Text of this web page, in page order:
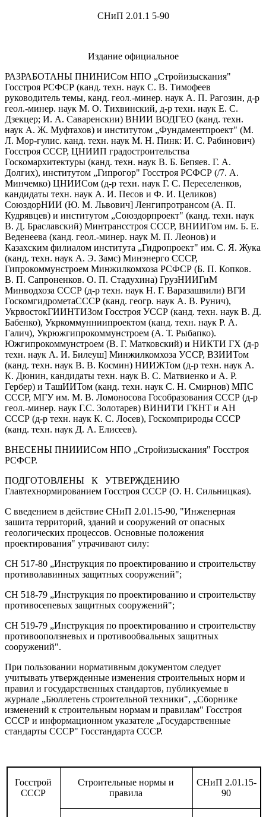
СНиП 2.01 .1 5-90
Издание официальное
РАЗРАБОТАНЫ ПНИНИСом НПО „Стройизыскания"
Госстроя РСФСР (канд. техн. наук С. В. Тимофеев
руководитель темы, канд. геол.-минер. наук А. П. Рагозин, д-р
геол.-минер. наук М. О. Тихвинский, д-р техн. наук Е. С.
Дзекцер; И. А. Саваренскии) ВНИИ ВОДГЕО (канд. техн.
наук А. Ж. Муфтахов) и институтом „Фундаментпроект" (М.
Л. Мор-гулис. канд. техн. наук М. Н. Пинк: И. С. Рабинович)
Госстроя СССР, ЦНИИП градострои­тельства
Госкомархитектуры (канд. техн. наук В. Б. Бепяев. Г. А.
Долгих), институтом „Гипрогор" Госстроя РСФСР (/7. А.
Минчемко) ЦНИИСом (д-р техн. наук Г. С. Переселенков,
кандидаты техн. наук А. И. Песов и Ф. И. Целиков)
СоюздорНИИ (Ю. М. Львович] Ленгипротрансом (А. П.
Кудрявцев) и институтом „Союздорпроект" (канд. техн. наук
В. Д. Браславский) Минтрансстроя СССР, ВНИИГом им. Б. Е.
Веденеева (канд. геол.-минер. наук М. П. Леонов) и
Казахским филиалом института „Гидропроект" им. С. Я. Жука
(канд. техн. наук А. Э. Замс) Минэнерго СССР,
Гипрокоммунстроем Минжилкомхоза РСФСР (Б. П. Копков.
В. П. Сапроненков. О. П. Стадухина) ГрузНИИГиМ
Минводхоза СССР (д-р техн. наук Н. Г. Варазашвили) ВГИ
ГоскомгидрометаСССР (канд. геогр. наук А. В. Рунич),
УкрвостокГИИНТИЗом Госстроя УССР (канд. техн. наук В. Д.
Бабенко), Укркоммунниипроектом (канд. техн. наук Р. А.
Галич), Укрюжгипрокоммунстроем (А. Т. Рыбапко).
Южгипрокоммунстроем (В. Г. Матковский) и НИКТИ ГХ (д-р
техн. наук А. И. Билеуш] Минжилкомхоза УССР, ВЗИИТом
(канд. техн. наук В. В. Космин) НИИЖТом (д-р техн. наук А.
К. Дюнин, кандидаты техн. наук В. С. Матвиенко и А. Р.
Гербер) и ТашИИТом (канд. техн. наук С. Н. Смирнов) МПС
СССР, МГУ им. М. В. Ло­моносова Гособразования СССР (д-р
геол.-минер. наук Г.С. Золотарев) ВИНИТИ ГКНТ и АН
СССР (д-р техн. наук К. С. Лосев), Госкомприроды СССР
(канд. техн. наук Д. А. Елисеев).
ВНЕСЕНЫ ПНИИИСом НПО „Стройизыскания" Госстроя
РСФСР.
ПОДГОТОВЛЕНЫ
К
УТВЕРЖДЕНИЮ
Главтехнормированием Госстроя СССР (О. Н. Сильницкая).
С введением в действие СНиП 2.01.15-90, "Инженерная
зашита территорий, зданий и соо­ружений от опасных
геологических процессов. Основные положения
проектирования" ут­рачивают силу:
СН 517-80 „Инструкция по проектированию и строительству
противолавинных защит­ных сооружений";
СН 518-79 „Инструкция по проектированию и строительству
противосепевых защитных сооружений";
СН 519-79 „Инструкция по проектированию и строительству
противооползневых и про­тивообвальных защитных
сооружений".
При пользовании нормативным документом следует
учитывать утвержденные измене­ния строительных норм и
правил и государственных стандартов, публикуемые в
журнале „Бюллетень строительной техники", „Сборнике
изменений к строительным нормам и пра­вилам" Госстроя
СССР и информационном указателе „Государственные
стандарты СССР" Госстандарта СССР.
Госстрой
СССР
Строительные нормы и
правила
СНиП 2.01.15-
90